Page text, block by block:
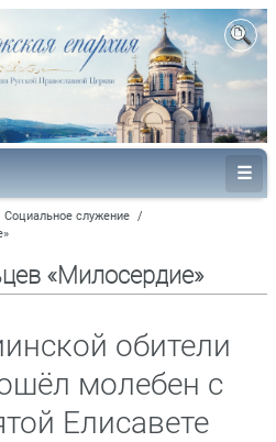
Социальное служение /
«Милосердие»
обители
молебен с
Елисавете